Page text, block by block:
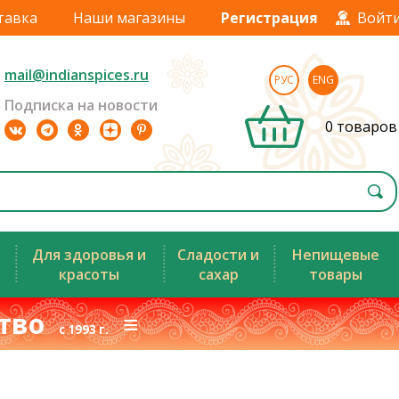
Наши магазины Регистрация
mail@indianspices.ru
Подписка на новости
РУС ENG
0 товаров
Для здоровья и
красоты
Сладости и
сахар
Непищевые
товары
с 1993 г.≡